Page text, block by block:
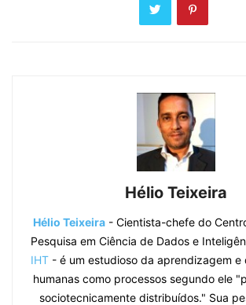
Hélio Teixeira
Hélio Teixeira - Cientista-chefe do
Pesquisa em Ciência de Dados e
IHT - é um estudioso da aprendizagem
humanas como processos segundo ele
sociotecnicamente distribuídos." Sua